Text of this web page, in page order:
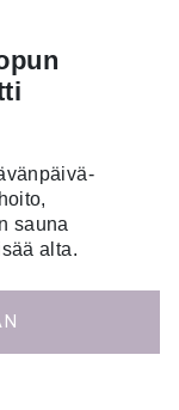
sauna
alta.